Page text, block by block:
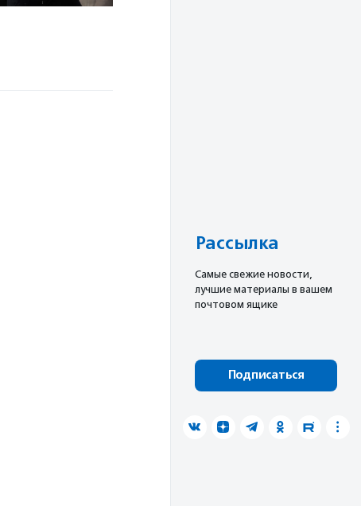
Рассылка
Cамые свежие новости,
лучшие материалы в вашем
почтовом ящике
Подписаться